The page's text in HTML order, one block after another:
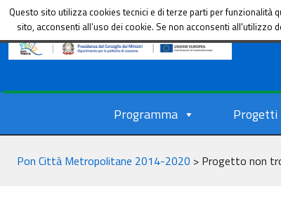
Dipartimento per le Politiche di coesione
Programma Progetti
Pon Città Metropolitane 2014-2020 > Progetto non
Questo sito utilizza cookies tecnici e di terze parti per funzionalità
sito, acconsenti all’uso dei cookie. Se non acconsenti